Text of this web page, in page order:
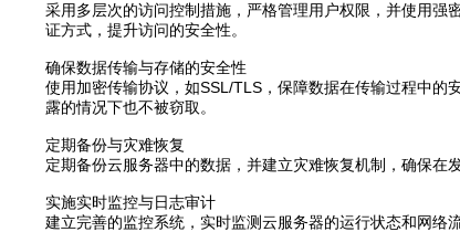
采用多层次的访问控制措施，严格管理用户权限，并使用
证方式，提升访问的安全性。
确保数据传输与存储的安全性
使用加密传输协议，如SSL/TLS，保障数据在传输过程中
露的情况下也不被窃取。
定期备份与灾难恢复
定期备份云服务器中的数据，并建立灾难恢复机制，确保在
实施实时监控与日志审计
建立完善的监控系统，实时监测云服务器的运行状态和网